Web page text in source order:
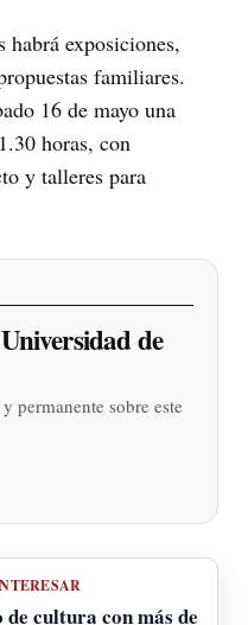
exposiciones,
familiares.
16 de mayo una
horas, con
y talleres para
de
permanente sobre este
cultura con más de